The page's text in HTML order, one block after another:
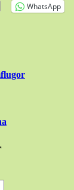
WhatsApp